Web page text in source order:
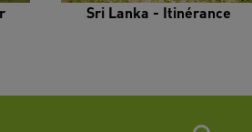
Sri Lanka - Itinérance